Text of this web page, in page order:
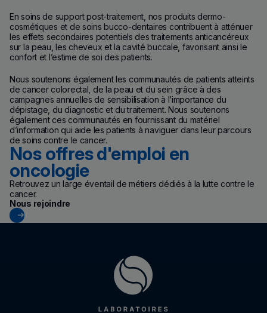
En soins de support post-traitement, nos produits dermo-
cosmétiques et de soins bucco-dentaires contribuent à atténuer
les effets secondaires potentiels des traitements anticancéreux
sur la peau, les cheveux et la cavité buccale, favorisant ainsi le
confort et l’estime de soi des patients.
Nous soutenons également les communautés de patients atteints
de cancer colorectal, de la peau et du sein grâce à des
campagnes annuelles de sensibilisation à l’importance du
dépistage, du diagnostic et du traitement. Nous soutenons
également ces communautés en fournissant du matériel
d’information qui aide les patients à naviguer dans leur parcours
de soins contre le cancer.
Nos offres d'emploi en
oncologie
Retrouvez un large éventail de métiers dédiés à la lutte contre le
cancer.
Nous rejoindre
(nouvelle fenêtre)